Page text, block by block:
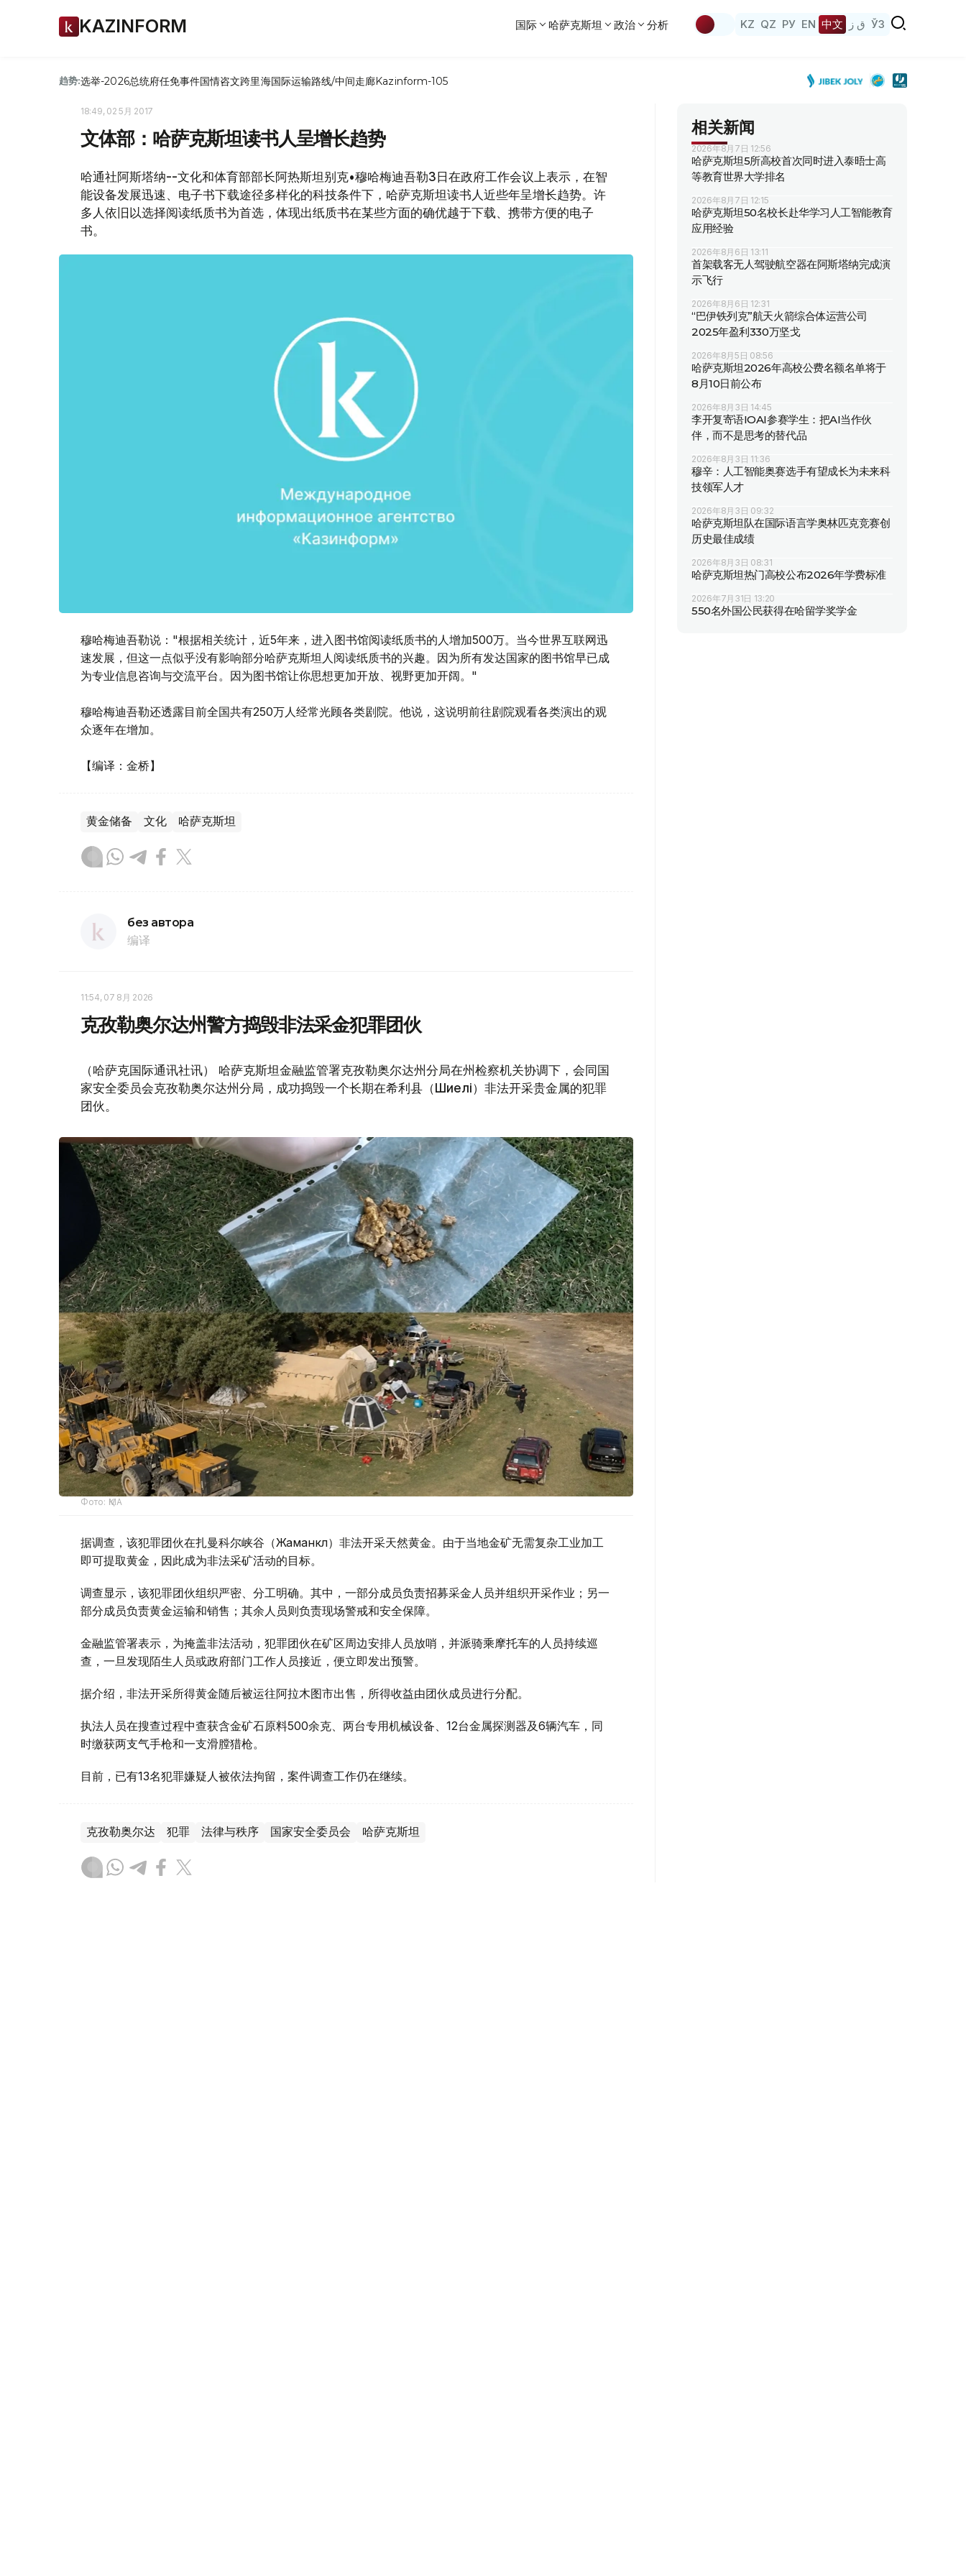
KAZINFORM 国际 哈萨克斯坦 政治 分析 KZ QZ РУ EN 中文 ق ز ЎЗ
趋势:选举-2026总统府任免事件国情咨文跨里海国际运输路线/中间走廊Kazinform-105
18:49, 02 5月 2017
文体部：哈萨克斯坦读书人呈增长趋势
哈通社阿斯塔纳--文化和体育部部长阿热斯坦别克•穆哈梅迪吾勒3日在政府工作会议上表示，在智
能设备发展迅速、电子书下载途径多样化的科技条件下，哈萨克斯坦读书人近些年呈增长趋势。许
多人依旧以选择阅读纸质书为首选，体现出纸质书在某些方面的确优越于下载、携带方便的电子
书。
穆哈梅迪吾勒说："根据相关统计，近5年来，进入图书馆阅读纸质书的人增加500万。当今世界互联网迅
速发展，但这一点似乎没有影响部分哈萨克斯坦人阅读纸质书的兴趣。因为所有发达国家的图书馆早已成
为专业信息咨询与交流平台。因为图书馆让你思想更加开放、视野更加开阔。"
穆哈梅迪吾勒还透露目前全国共有250万人经常光顾各类剧院。他说，这说明前往剧院观看各类演出的观
众逐年在增加。
【编译：金桥】
黄金储备 文化 哈萨克斯坦
без автора
编译
11:54, 07 8月 2026
克孜勒奥尔达州警方捣毁非法采金犯罪团伙
（哈萨克国际通讯社讯） 哈萨克斯坦金融监管署克孜勒奥尔达州分局在州检察机关协调下，会同国
家安全委员会克孜勒奥尔达州分局，成功捣毁一个长期在希利县（Шиелі）非法开采贵金属的犯罪
团伙。
Фото: ҚМА
据调查，该犯罪团伙在扎曼科尔峡谷（Жаманкөл）非法开采天然黄金。由于当地金矿无需复杂工业加工
即可提取黄金，因此成为非法采矿活动的目标。
调查显示，该犯罪团伙组织严密、分工明确。其中，一部分成员负责招募采金人员并组织开采作业；另一
部分成员负责黄金运输和销售；其余人员则负责现场警戒和安全保障。
金融监管署表示，为掩盖非法活动，犯罪团伙在矿区周边安排人员放哨，并派骑乘摩托车的人员持续巡
查，一旦发现陌生人员或政府部门工作人员接近，便立即发出预警。
据介绍，非法开采所得黄金随后被运往阿拉木图市出售，所得收益由团伙成员进行分配。
执法人员在搜查过程中查获含金矿石原料500余克、两台专用机械设备、12台金属探测器及6辆汽车，同
时缴获两支气手枪和一支滑膛猎枪。
目前，已有13名犯罪嫌疑人被依法拘留，案件调查工作仍在继续。
克孜勒奥尔达 犯罪 法律与秩序 国家安全委员会 哈萨克斯坦
相关新闻
2026年8月7日 12:56
哈萨克斯坦5所高校首次同时进入泰晤士高
等教育世界大学排名
2026年8月7日 12:15
哈萨克斯坦50名校长赴华学习人工智能教育
应用经验
2026年8月6日 13:11
首架载客无人驾驶航空器在阿斯塔纳完成演
示飞行
2026年8月6日 12:31
“巴伊铁列克”航天火箭综合体运营公司
2025年盈利330万坚戈
2026年8月5日 08:56
哈萨克斯坦2026年高校公费名额名单将于
8月10日前公布
2026年8月3日 14:45
李开复寄语IOAI参赛学生：把AI当作伙
伴，而不是思考的替代品
2026年8月3日 11:36
穆辛：人工智能奥赛选手有望成长为未来科
技领军人才
2026年8月3日 09:32
哈萨克斯坦队在国际语言学奥林匹克竞赛创
历史最佳成绩
2026年8月3日 08:31
哈萨克斯坦热门高校公布2026年学费标准
2026年7月31日 13:20
550名外国公民获得在哈留学奖学金